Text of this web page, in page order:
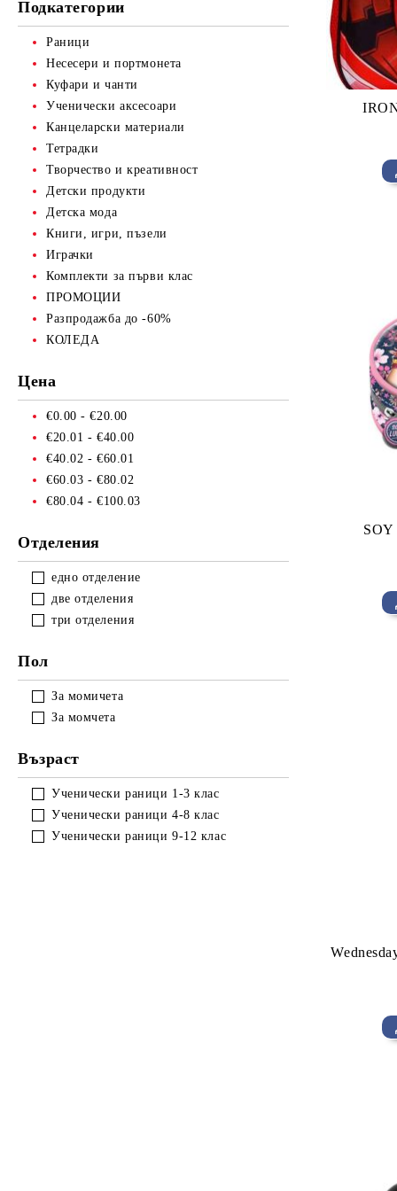
Продукти от хартия
Подкатегории
Раници
Несесери и портмонета
Куфари и чанти
Ученически аксесоари
Канцеларски материали
Тетрадки
Творчество и креативност
Детски продукти
Детска мода
Книги, игри, пъзели
Играчки
Комплекти за първи клас
ПРОМОЦИИ
Разпродажба до -60%
КОЛЕДА
Цена
€0.00 - €20.00
€20.01 - €40.00
€40.02 - €60.01
€60.03 - €80.02
€80.04 - €100.03
Отделения
едно отделение
две отделения
три отделения
Пол
За момичета
За момчета
Възраст
Ученически раници 1-3 клас
Ученически раници 4-8 клас
Ученически раници 9-12 клас
SOY